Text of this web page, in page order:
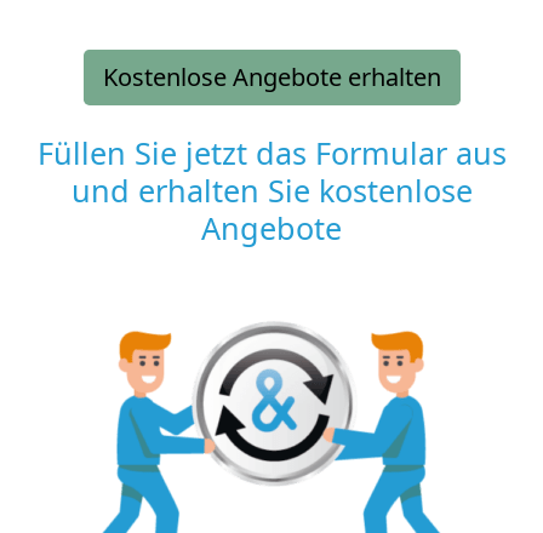
Kostenlose Angebote erhalten
Füllen Sie jetzt das Formular aus
und erhalten Sie kostenlose
Angebote